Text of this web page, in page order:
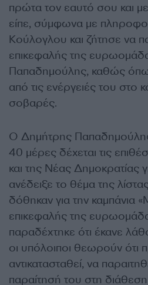
πρώτα τον εαυτό σου και
είπε, σύμφωνα με
Κούλογλου και ζήτησε να
επικεφαλής της
Παπαδημούλης, καθώς
από τις ενέργειές του στο
σοβαρές.
Ο Δημήτρης Παπαδημούλης
40 μέρες δέχεται τις
και της Νέας Δημοκρατίας
ανέδειξε το θέμα της
δόθηκαν για την καμπάνια
επικεφαλής της
παραδέχτηκε ότι έκανε
οι υπόλοιποι θεωρούν ότι
αντικατασταθεί, να
παραίτησή του στη